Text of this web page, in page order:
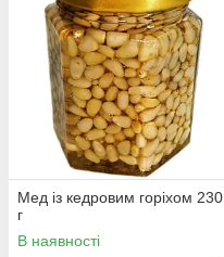
Мед із кедровим горіхом 230
г
В наявності